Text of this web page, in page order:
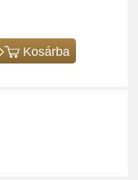
Kosárba